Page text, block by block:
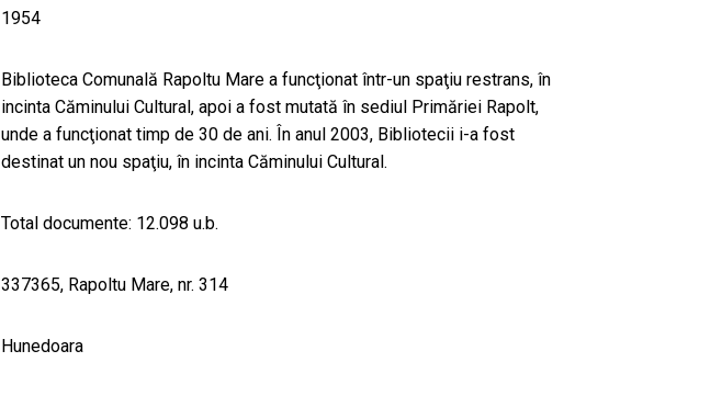
1954
Biblioteca Comunală Rapoltu Mare a funcţionat într-un spaţiu restrans, în
incinta Căminului Cultural, apoi a fost mutată în sediul Primăriei Rapolt,
unde a funcţionat timp de 30 de ani. În anul 2003, Bibliotecii i-a fost
destinat un nou spaţiu, în incinta Căminului Cultural.
Total documente: 12.098 u.b.
337365, Rapoltu Mare, nr. 314
Hunedoara